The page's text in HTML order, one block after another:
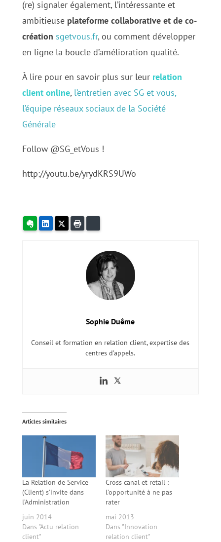
(re) signaler également, l’intéressante et
ambitieuse plateforme collaborative et de co-
création sgetvous.fr, ou comment développer
en ligne la boucle d’amélioration qualité.
À lire pour en savoir plus sur leur relation
client online, l’entretien avec SG et vous,
l’équipe réseaux sociaux de la Société
Générale
Follow @SG_etVous !
http://youtu.be/yrydKRS9UWo
EvernoteLinkedIn
Sophie Duême
Conseil et formation en relation client, expertise des
centres d’appels.
Articles similaires
La Relation de Service
(Client) s’invite dans
l’Administration
juin 2014
Dans "Actu relation
client"
Cross canal et retail :
l’opportunité à ne pas
rater
mai 2013
Dans "Innovation
relation client"